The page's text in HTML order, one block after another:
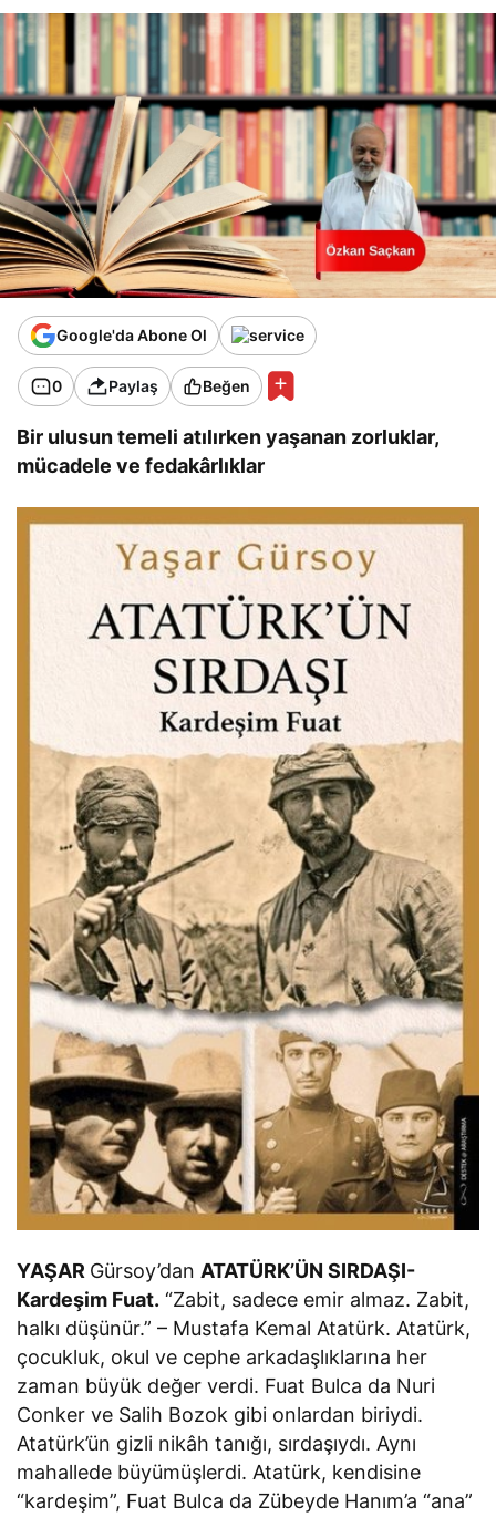
Google'da Abone Ol
0 Paylaş Beğen
Bir ulusun temeli atılırken yaşanan zorluklar,
mücadele ve fedakârlıklar
YAŞAR Gürsoy’dan ATATÜRK’ÜN SIRDAŞI-
Kardeşim Fuat. “Zabit, sadece emir almaz. Zabit,
halkı düşünür.” – Mustafa Kemal Atatürk. Atatürk,
çocukluk, okul ve cephe arkadaşlıklarına her
zaman büyük değer verdi. Fuat Bulca da Nuri
Conker ve Salih Bozok gibi onlardan biriydi.
Atatürk’ün gizli nikâh tanığı, sırdaşıydı. Aynı
mahallede büyümüşlerdi. Atatürk, kendisine
“kardeşim”, Fuat Bulca da Zübeyde Hanım’a “ana”